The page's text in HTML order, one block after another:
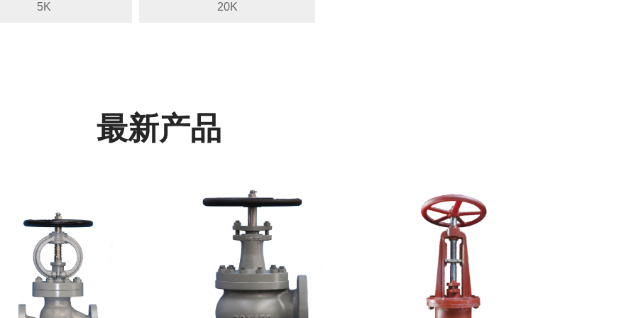
5K 20K
最新产品